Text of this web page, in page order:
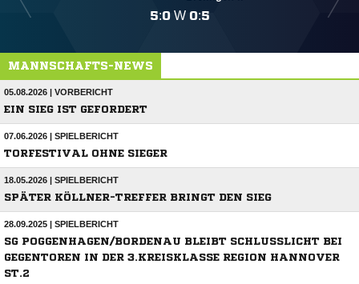
:W :
MANNSCHAFTS-NEWS
05.08.2026 | VORBERICHT
EIN SIEG IST GEFORDERT
07.06.2026 | SPIELBERICHT
TORFESTIVAL OHNE SIEGER
18.05.2026 | SPIELBERICHT
SPÄTER KÖLLNER-TREFFER BRINGT DEN SIEG
28.09.2025 | SPIELBERICHT
SG POGGENHAGEN/BORDENAU BLEIBT SCHLUSSLICHT BEI
GEGENTOREN IN DER 3.KREISKLASSE REGION HANNOVER
ST.2